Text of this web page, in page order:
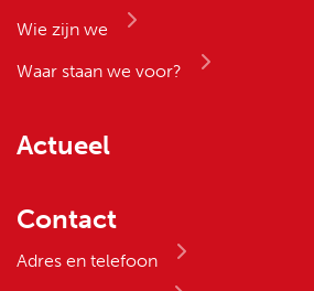
Wie zijn we
Waar staan we voor?
Actueel
Contact
Adres en telefoon